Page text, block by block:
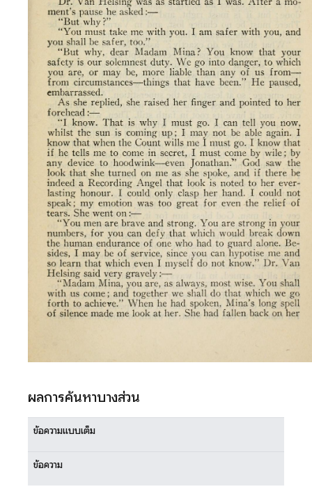
ผลการค้นหาบางส่วน
ข้อความแบบเต็ม
ข้อความ